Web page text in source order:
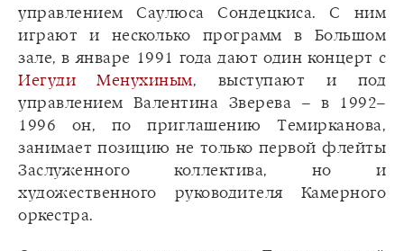
управлением Саулюса Сондецкиса. С ним
играют и несколько программ в Большом
зале, в январе 1991 года дают один концерт с
Иегуди Менухиным, выступают и под
управлением Валентина Зверева – в 1992–
1996 он, по приглашению Темирканова,
занимает позицию не только первой флейты
Заслуженного коллектива, но и
художественного руководителя Камерного
оркестра.